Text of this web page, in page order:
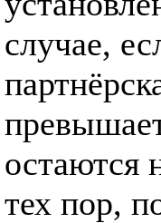
случае,
остаются
тех пор,